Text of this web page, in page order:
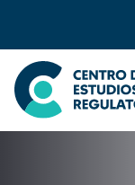
Seleccione país